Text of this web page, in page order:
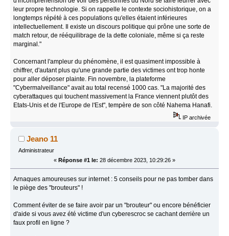
leur propre technologie. Si on rappelle le contexte sociohistorique, on a
longtemps répété à ces populations qu'elles étaient inférieures
intellectuellement. Il existe un discours politique qui prône une sorte de
match retour, de rééquilibrage de la dette coloniale, même si ça reste
marginal."
Concernant l'ampleur du phénomène, il est quasiment impossible à
chiffrer, d'autant plus qu'une grande partie des victimes ont trop honte
pour aller déposer plainte. Fin novembre, la plateforme
"Cybermalveillance" avait au total recensé 1000 cas. "La majorité des
cyberattaques qui touchent massivement la France viennent plutôt des
Etats-Unis et de l'Europe de l'Est", tempère de son côté Nahema Hanafi.
IP archivée
Jeano 11
Administrateur
« Réponse #1 le: 28 décembre 2023, 10:29:26 »
Arnaques amoureuses sur internet : 5 conseils pour ne pas tomber dans
le piège des "brouteurs" !
Comment éviter de se faire avoir par un "brouteur" ou encore bénéficier
d'aide si vous avez été victime d'un cyberescroc se cachant derrière un
faux profil en ligne ?